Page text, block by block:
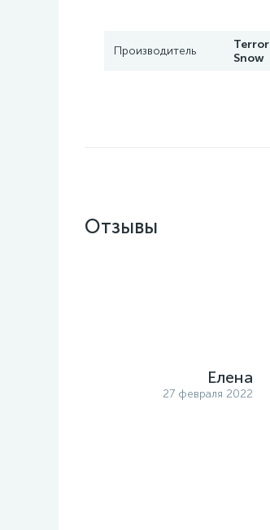
Производитель
Terror
Snow
Отзывы
Елена
27 февраля 2022